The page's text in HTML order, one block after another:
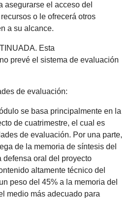
asegurarse el acceso del
o le ofrecerá otros
a su alcance.
Esta
prevé el sistema de evaluación
de evaluación:
se basa principalmente en la
de cuatrimestre, el cual es
de evaluación. Por una parte,
de la memoria de síntesis del
defensa oral del proyecto
altamente técnico del
peso del 45% a la memoria del
medio más adecuado para